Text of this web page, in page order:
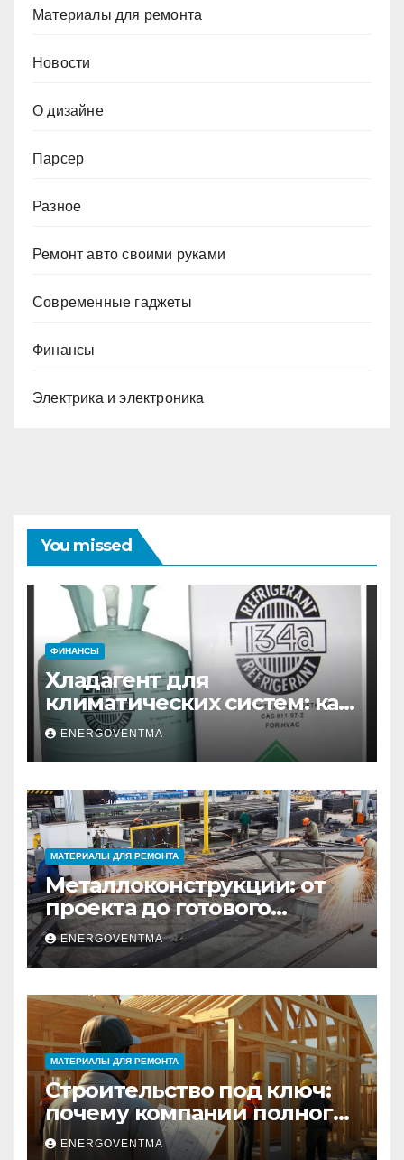
Материалы для ремонта
Новости
О дизайне
Парсер
Разное
Ремонт авто своими руками
Современные гаджеты
Финансы
Электрика и электроника
You missed
ФИНАНСЫ
Хладагент для
климатических систем: как
выбрать и купить фреон в
Санкт-Петербурге
ENERGOVENTMA
МАТЕРИАЛЫ ДЛЯ РЕМОНТА
Металлоконструкции: от
проекта до готового
изделия – полный
практический гид
ENERGOVENTMA
МАТЕРИАЛЫ ДЛЯ РЕМОНТА
Строительство под ключ:
почему компании полного
цикла меняют рынок
ENERGOVENTMA